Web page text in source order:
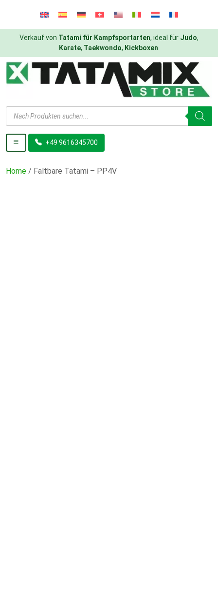
Verkauf von Tatami für Kampfsportarten, ideal für Judo,
Karate, Taekwondo, Kickboxen
Products
search
+49 9616345700
Home / Faltbare Tatami – PP4V